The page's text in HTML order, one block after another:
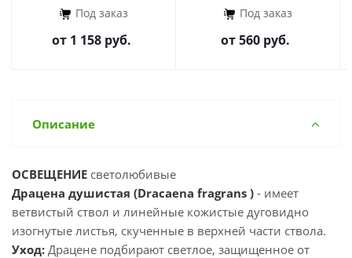
Под заказ
от 1 158 руб.
Под заказ
от560 руб.
Описание
ОСВЕЩЕНИЕ светолюбивые
Драцена душистая (Dracaena fragrans ) - имеет
ветвистый ствол и линейные кожистые дуговидно
изогнутые листья, скученные в верхней части ствола.
Уход: Драцене подбирают светлое, защищенное от